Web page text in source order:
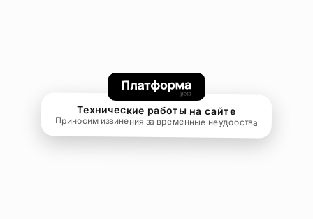
Технические работы на сайте
Приносим извинения за временные неудобства